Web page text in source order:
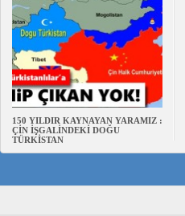
150 YILDIR KAYNAYAN YARAMIZ :
ÇİN İŞGALİNDEKİ DOĞU
TÜRKİSTAN